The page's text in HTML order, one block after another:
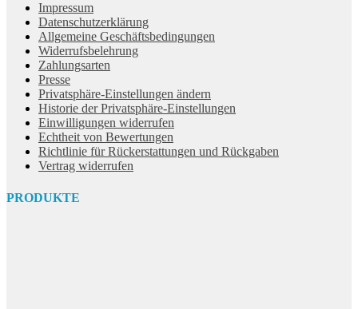
Impressum
Datenschutzerklärung
Allgemeine Geschäftsbedingungen
Widerrufsbelehrung
Zahlungsarten
Presse
Privatsphäre-Einstellungen ändern
Historie der Privatsphäre-Einstellungen
Einwilligungen widerrufen
Echtheit von Bewertungen
Richtlinie für Rückerstattungen und Rückgaben
Vertrag widerrufen
PRODUKTE